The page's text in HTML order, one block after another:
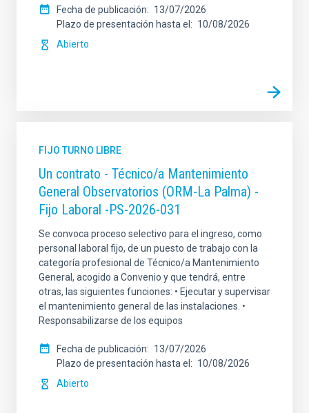
Fecha de publicación
13/07/2026
Plazo de presentación hasta el
10/08/2026
Abierto
FIJO TURNO LIBRE
Un contrato - Técnico/a Mantenimiento
General Observatorios (ORM-La Palma) -
Fijo Laboral -PS-2026-031
Se convoca proceso selectivo para el ingreso, como
personal laboral fijo, de un puesto de trabajo con la
categoría profesional de Técnico/a Mantenimiento
General, acogido a Convenio y que tendrá, entre
otras, las siguientes funciones: • Ejecutar y supervisar
el mantenimiento general de las instalaciones. •
Responsabilizarse de los equipos
Fecha de publicación
13/07/2026
Plazo de presentación hasta el
10/08/2026
Abierto